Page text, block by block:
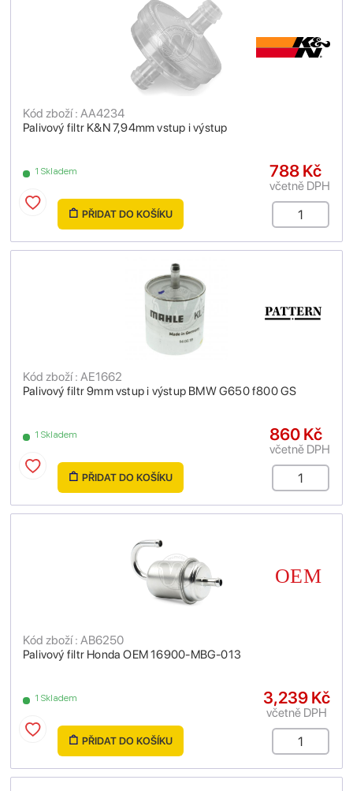
Palivový filtr K&N 7,94mm vstup i výstup
Kód zboží : AA4234
1 Skladem 788 Kč
včetně DPH
PŘIDAT DO KOŠÍKU
Palivový filtr 9mm vstup i výstup BMW G650 f800 GS
Kód zboží : AE1662
1 Skladem 860 Kč
včetně DPH
PŘIDAT DO KOŠÍKU
Palivový filtr Honda OEM 16900-MBG-013
Kód zboží : AB6250
1 Skladem 3,239 Kč
včetně DPH
PŘIDAT DO KOŠÍKU